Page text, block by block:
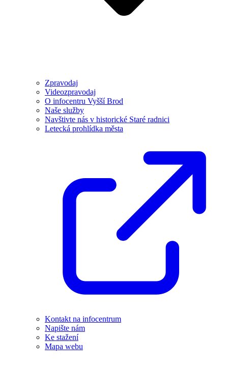
Zpravodaj
Videozpravodaj
O infocentru Vyšší Brod
Naše služby
Navštivte nás v historické Staré radnici
Letecká prohlídka města
Kontakt na infocentrum
Napište nám
Ke stažení
Mapa webu